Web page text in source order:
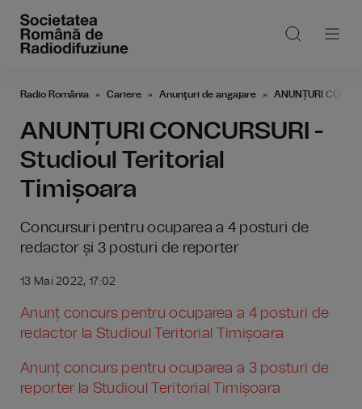
Radio România Cariere Anunţuri de angajare ANUNȚURI
ANUNȚURI CONCURSURI -
Studioul Teritorial
Timișoara
Concursuri pentru ocuparea a 4 posturi de
redactor și 3 posturi de reporter
13 Mai 2022, 17:02
Anunț concurs pentru ocuparea a 4 posturi de
redactor la Studioul Teritorial Timișoara
Anunț concurs pentru ocuparea a 3 posturi de
reporter la Studioul Teritorial Timișoara